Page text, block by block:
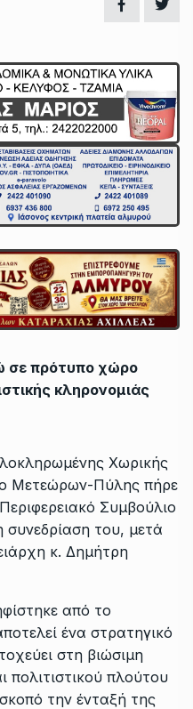
σε πρότυπο χώρο
κληρονομιάς
Χωρικής
Μετεώρων-Πύλης πήρε
Συμβούλιο
του, μετά
κ. Δημήτρη
από το
ένα στρατηγικό
στη βιώσιμη
πολιτιστικού πλούτου
την ένταξή της